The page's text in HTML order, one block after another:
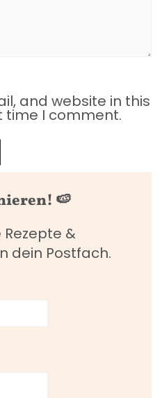
and website in this
time I comment.
🍉
&
dein Postfach.